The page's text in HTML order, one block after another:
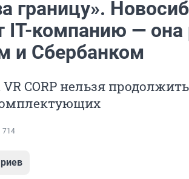
границу».
IT-компанию — она
и Сбербанком
CORP нельзя
714